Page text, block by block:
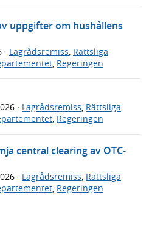
uppgifter om hushållens
· Lagrådsremiss Rättsliga
Regeringen
· Lagrådsremiss, Rättsliga
, Regeringen
central clearing av OTC-
· Lagrådsremiss, Rättsliga
, Regeringen